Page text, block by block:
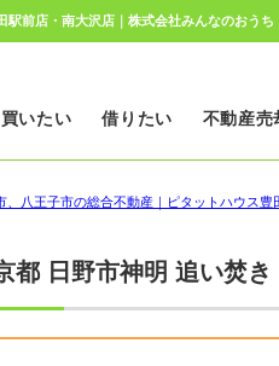
前店・南大沢店｜株式会社みんなのおうち
買いたい 借りたい 不動産売
、八王子市の総合不動産｜ピタットハウス豊
都 日野市神明 追い焚